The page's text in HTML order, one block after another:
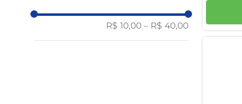
R$ 10,00 – R$ 40,00